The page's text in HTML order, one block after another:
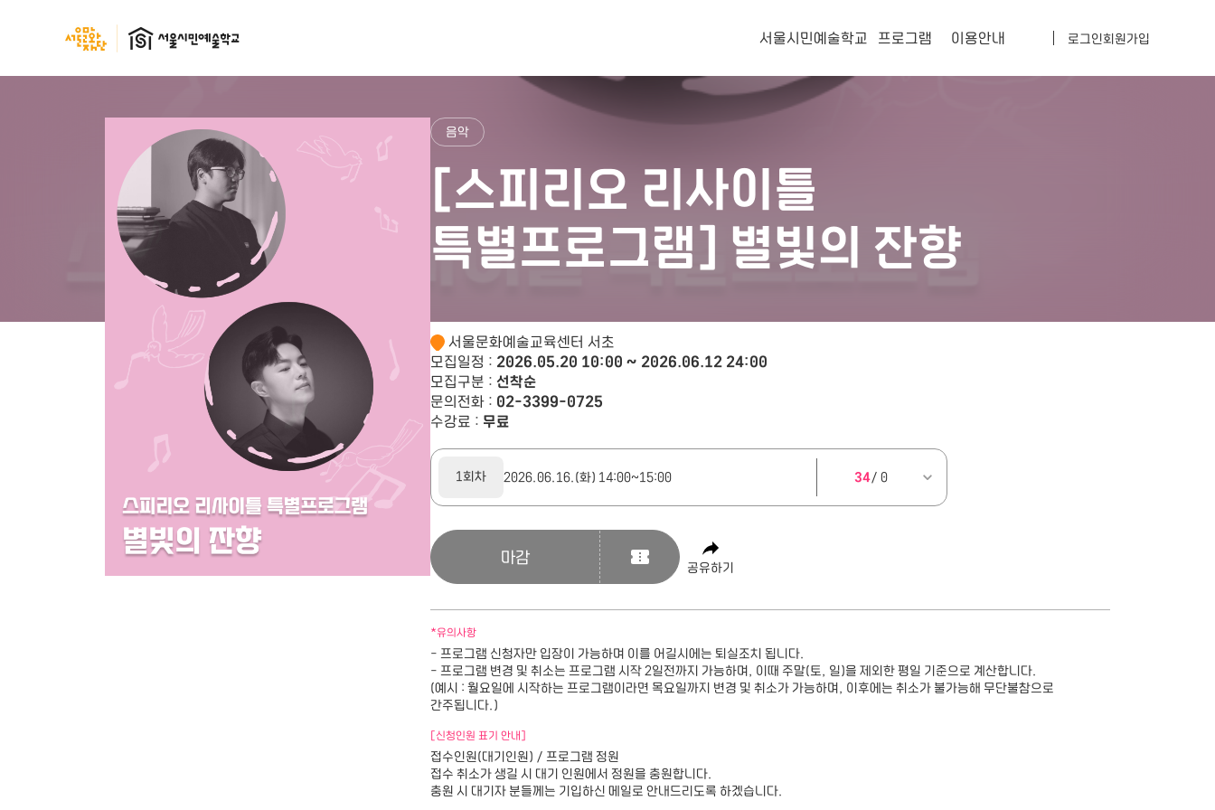
서울문화재단서울시민예술학교 서울시민예술학교
사업소개
공간소개
프로그램
프로그램 신청
이용안내
공지사항
로그인회원가입
음악
[스피리오 리사이틀
특별프로그램] 별빛의 잔향
서울문화예술교육센터 서초
모집일정 : 2026.05.20 10:00 ~ 2026.06.12 24:00
모집구분 : 선착순
문의전화 : 02-3399-0725
수강료 : 무료
1회차 2026.06.16.(화) 14:00~15:00 34/ 0
마감 공유하기
*유의사항
- 프로그램 신청자만 입장이 가능하며 이를 어길시에는 퇴실조치 됩니다.
- 프로그램 변경 및 취소는 프로그램 시작 2일전까지 가능하며, 이때 주말(토, 일)을 제외한 평일 기준으로 계산합니다.
(예시 : 월요일에 시작하는 프로그램이라면 목요일까지 변경 및 취소가 가능하며, 이후에는 취소가 불가능해 무단불참으로
간주됩니다.)
[신청인원 표기 안내]
접수인원(대기인원) / 프로그램 정원
접수 취소가 생길 시 대기 인원에서 정원을 충원합니다.
충원 시 대기자 분들께는 기입하신 메일로 안내드리도록 하겠습니다.